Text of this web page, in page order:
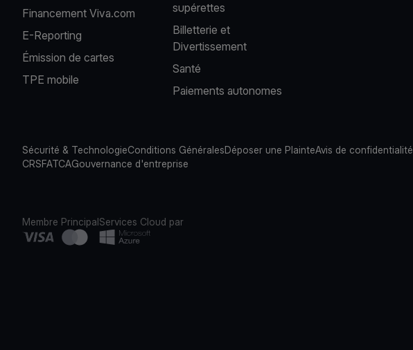
Financement Viva.com
E-Reporting
Émission de cartes
TPE mobile
supérettes
Billetterie et
Divertissement
Santé
Paiements autonomes
Sécurité & TechnologieConditions GénéralesDéposer une PlainteAvis de confidentialité
CRSFATCAGouvernance d'entreprise
Membre PrincipalServices Cloud par